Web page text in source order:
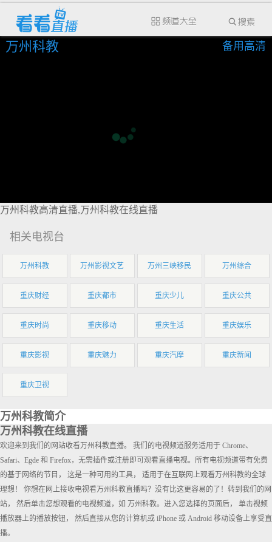
万州科教 备用高清
万州科教高清直播,万州科教在线直播
相关电视台
万州科教 万州影视文艺 万州三峡移民 万州综合
重庆财经 重庆都市 重庆少儿 重庆公共
重庆时尚 重庆移动 重庆生活 重庆娱乐
重庆影视 重庆魅力 重庆汽摩 重庆新闻
重庆卫视
万州科教简介
万州科教在线直播
欢迎来到我们的网站收看万州科教直播。 我们的电视频道服务适用于 Chrome、
Safari、Egde 和 Firefox，无需插件或注册即可观看直播电视。所有电视频道带有免费
的基于网络的节目， 这是一种可用的工具， 适用于在互联网上观看万州科教的全球
理想！ 你想在网上接收电视看万州科教直播吗？没有比这更容易的了！转到我们的网
站， 然后单击您想观看的电视频道，如 万州科教。进入您选择的页面后， 单击视频
播放器上的播放按钮， 然后直接从您的计算机或 iPhone 或 Android 移动设备上享受直
播。